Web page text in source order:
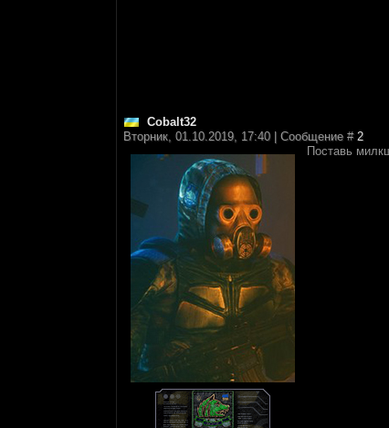
Cobalt32
Вторник, 01.10.2019, 17:40 | Сообщение # 2
Поставь